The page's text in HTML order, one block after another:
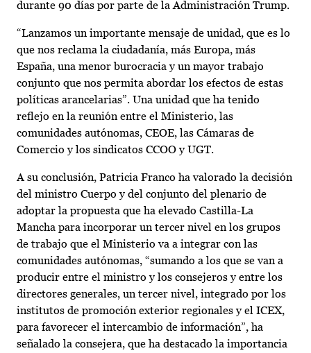
durante 90 días por parte de la Administración Trump.
“Lanzamos un importante mensaje de unidad, que es lo
que nos reclama la ciudadanía, más Europa, más
España, una menor burocracia y un mayor trabajo
conjunto que nos permita abordar los efectos de estas
políticas arancelarias”. Una unidad que ha tenido
reflejo en la reunión entre el Ministerio, las
comunidades autónomas, CEOE, las Cámaras de
Comercio y los sindicatos CCOO y UGT.
A su conclusión, Patricia Franco ha valorado la decisión
del ministro Cuerpo y del conjunto del plenario de
adoptar la propuesta que ha elevado Castilla-La
Mancha para incorporar un tercer nivel en los grupos
de trabajo que el Ministerio va a integrar con las
comunidades autónomas, “sumando a los que se van a
producir entre el ministro y los consejeros y entre los
directores generales, un tercer nivel, integrado por los
institutos de promoción exterior regionales y el ICEX,
para favorecer el intercambio de información”, ha
señalado la consejera, que ha destacado la importancia